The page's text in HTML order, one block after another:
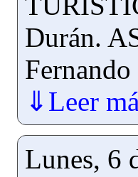
Durán.
⇓Leer
Lunes, 6